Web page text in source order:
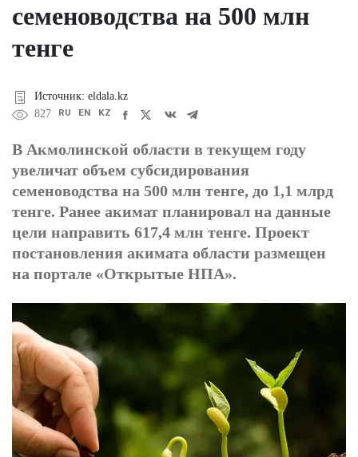
семеноводства на 500 млн
тенге
Источник: eldala.kz
827
RU EN KZ
В Акмолинской области в текущем году
увеличат объем субсидирования
семеноводства на 500 млн тенге, до 1,1 млрд
тенге. Ранее акимат планировал на данные
цели направить 617,4 млн тенге. Проект
постановления акимата области размещен
на портале «Открытые НПА».